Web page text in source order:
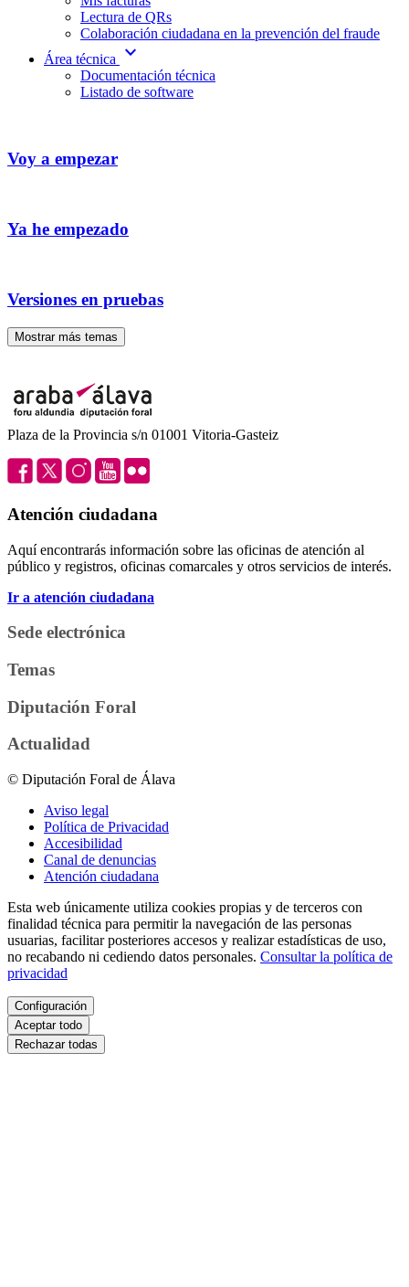
Lectura de QRs
Colaboración ciudadana en la prevención del fraude
Área técnica
expand_more
Documentación técnica
Listado de software
Voy a empezar
Ya he empezado
Versiones en pruebas
Mostrar más temas
Plaza de la Provincia s/n 01001 Vitoria-Gasteiz
Atención ciudadana
Aquí encontrarás información sobre las oficinas de atención al
público y registros, oficinas comarcales y otros servicios de interés.
Ir a atención ciudadana
Sede electrónica
Temas
Diputación Foral
Actualidad
© Diputación Foral de Álava
Aviso legal
Política de Privacidad
Accesibilidad
Canal de denuncias
Atención ciudadana
Esta web únicamente utiliza cookies propias y de terceros con
finalidad técnica para permitir la navegación de las personas
usuarias, facilitar posteriores accesos y realizar estadísticas de uso,
no recabando ni cediendo datos personales. Consultar la política de
privacidad
Configuración
Aceptar todo
Rechazar todas